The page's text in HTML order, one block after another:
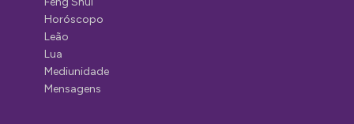
Horóscopo
Leão
Lua
Mediunidade
Mensagens